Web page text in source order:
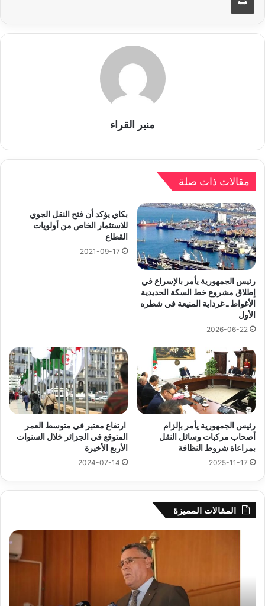
منبر القراء
مقالات ذات صلة
رئيس الجمهورية يأمر بالإسراع في
إطلاق مشروع خط السكة الحديدية
الأغواط ـ غرداية المنيعة في شطره
الأول
2026-06-22
بكاي يؤكد أن فتح النقل الجوي
للاستثمار الخاص من أولويات
القطاع
2021-09-17
رئيس الجمهورية يأمر بإلزام
أصحاب مركبات وسائل النقل
بمراعاة شروط النظافة
2025-11-17
ارتفاع معتبر في متوسط العمر
المتوقع في الجزائر خلال السنوات
الأربع الأخيرة
2024-07-14
المقالات المميزة
لدراسة